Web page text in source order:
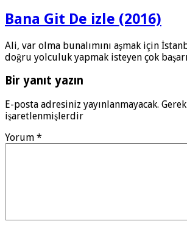
Bana Git De izle (2016)
Ali, var olma bunalımını aşmak için
doğru yolculuk yapmak isteyen çok
Bir yanıt yazın
E-posta adresiniz yayınlanmayacak.
işaretlenmişlerdir
Yorum *